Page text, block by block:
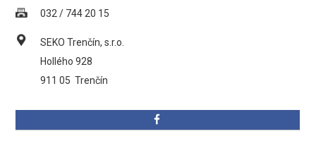
032 / 744 20 15
SEKO Trenčín, s.r.o.
Hollého 928
911 05 Trenčín